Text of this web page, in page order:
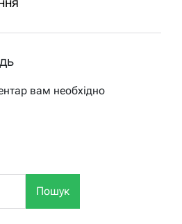
вам необхідно
Пошук